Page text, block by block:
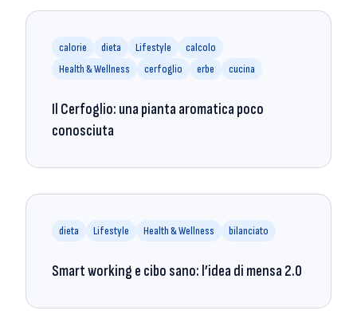
calorie dieta Lifestyle
calcolo
Health & Wellness
cerfoglio erbe cucina
Il Cerfoglio: una pianta aromatica poco
conosciuta
dieta Lifestyle Health & Wellness bilanciato
Smart working e cibo sano: l’idea di mensa 2.0